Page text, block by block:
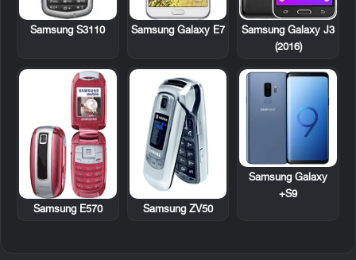
Samsung Galaxy J3
(2016)
Samsung Galaxy E7
Samsung S3110
Samsung Galaxy
S9+
Samsung ZV50
Samsung E570